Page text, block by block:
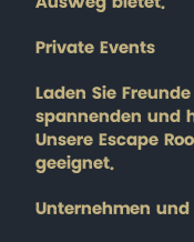
Private Events
Laden Sie
spannenden und
Unsere Escape
geeignet.
Unternehmen